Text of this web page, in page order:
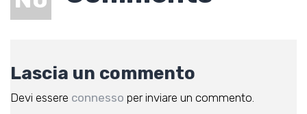
Lascia un commento
Devi essere connesso per inviare un commento.